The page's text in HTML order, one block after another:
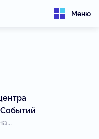
Меню